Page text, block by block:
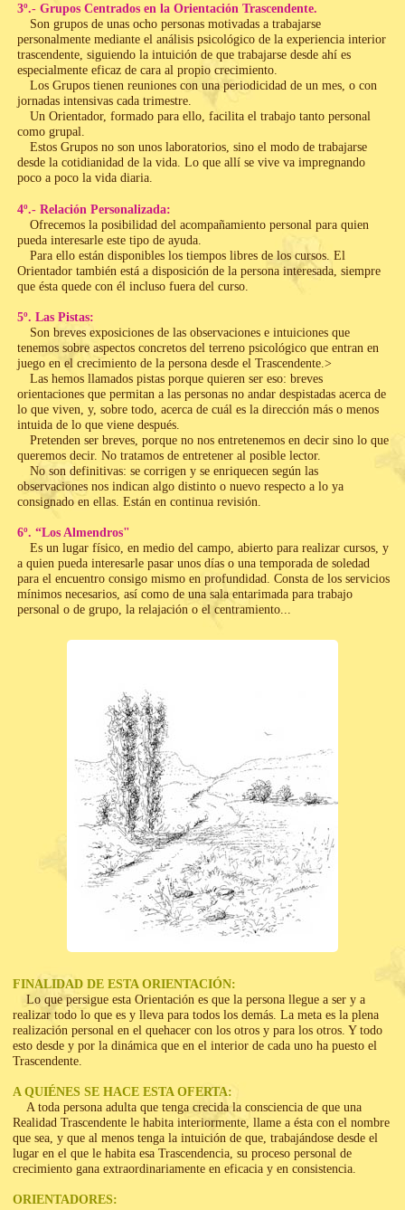
3º.- Grupos Centrados en la Orientación Trascendente.
Son grupos de unas ocho personas motivadas a trabajarse
personalmente mediante el análisis psicológico de la experiencia interior
trascendente, siguiendo la intuición de que trabajarse desde ahí es
especialmente eficaz de cara al propio crecimiento.
Los Grupos tienen reuniones con una periodicidad de un mes, o con
jornadas intensivas cada trimestre.
Un Orientador, formado para ello, facilita el trabajo tanto personal
como grupal.
Estos Grupos no son unos laboratorios, sino el modo de trabajarse
desde la cotidianidad de la vida. Lo que allí se vive va impregnando
poco a poco la vida diaria.
4º.- Relación Personalizada:
Ofrecemos la posibilidad del acompañamiento personal para quien
pueda interesarle este tipo de ayuda.
Para ello están disponibles los tiempos libres de los cursos. El
Orientador también está a disposición de la persona interesada, siempre
que ésta quede con él incluso fuera del curso.
5º. Las Pistas:
Son breves exposiciones de las observaciones e intuiciones que
tenemos sobre aspectos concretos del terreno psicológico que entran en
juego en el crecimiento de la persona desde el Trascendente.>
Las hemos llamados pistas porque quieren ser eso: breves
orientaciones que permitan a las personas no andar despistadas acerca de
lo que viven, y, sobre todo, acerca de cuál es la dirección más o menos
intuida de lo que viene después.
Pretenden ser breves, porque no nos entretenemos en decir sino lo que
queremos decir. No tratamos de entretener al posible lector.
No son definitivas: se corrigen y se enriquecen según las
observaciones nos indican algo distinto o nuevo respecto a lo ya
consignado en ellas. Están en continua revisión.
6º. “Los Almendros"
Es un lugar físico, en medio del campo, abierto para realizar cursos, y
a quien pueda interesarle pasar unos días o una temporada de soledad
para el encuentro consigo mismo en profundidad. Consta de los servicios
mínimos necesarios, así como de una sala entarimada para trabajo
personal o de grupo, la relajación o el centramiento...
FINALIDAD DE ESTA ORIENTACIÓN:
Lo que persigue esta Orientación es que la persona llegue a ser y a
realizar todo lo que es y lleva para todos los demás. La meta es la plena
realización personal en el quehacer con los otros y para los otros. Y todo
esto desde y por la dinámica que en el interior de cada uno ha puesto el
Trascendente.
A QUIÉNES SE HACE ESTA OFERTA:
A toda persona adulta que tenga crecida la consciencia de que una
Realidad Trascendente le habita interiormente, llame a ésta con el nombre
que sea, y que al menos tenga la intuición de que, trabajándose desde el
lugar en el que le habita esa Trascendencia, su proceso personal de
crecimiento gana extraordinariamente en eficacia y en consistencia.
ORIENTADORES: